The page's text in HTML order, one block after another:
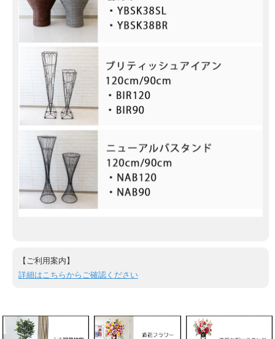
【ご利用案内】
詳細はこちらからご確認ください